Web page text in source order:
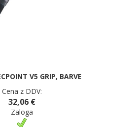
V5 GRIP, BARVE
Cena z DDV:
32,06 €
Zaloga